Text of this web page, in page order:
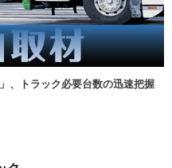
、トラック必要台数の迅速把握